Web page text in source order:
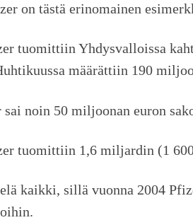
on tästä erinomainen
tuomittiin Yhdysvalloissa
määrättiin 190
sai noin 50 miljoonan euron
tuomittiin 1,6 miljardin (1
kaikki, sillä vuonna 2004